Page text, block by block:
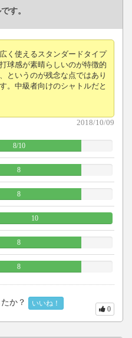
す。
く使えるスタンダードタイプ
球感が素晴らしいのが特徴的
というのが残念な点ではあり
。中級者向けのシャトルだと
2018/10/09
8/10
8
8
10
8
8
か？ いいね！
0